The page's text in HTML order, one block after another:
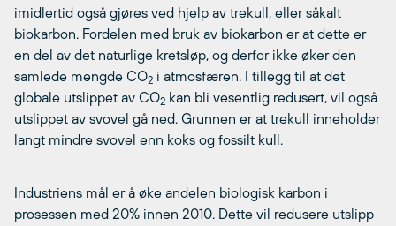
imidlertid også gjøres ved hjelp av trekull, eller såkalt
biokarbon. Fordelen med bruk av biokarbon er at dette er
en del av det naturlige kretsløp, og derfor ikke øker den
samlede mengde CO2 i atmosfæren. I tillegg til at det
globale utslippet av CO2 kan bli vesentlig redusert, vil også
utslippet av svovel gå ned. Grunnen er at trekull inneholder
langt mindre svovel enn koks og fossilt kull.
Industriens mål er å øke andelen biologisk karbon i
prosessen med 20% innen 2010. Dette vil redusere utslipp